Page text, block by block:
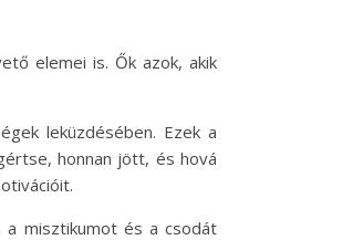
elemei is. Ők azok, akik
leküzdésében. Ezek a
honnan jött, és hová
a misztikumot és a csodát